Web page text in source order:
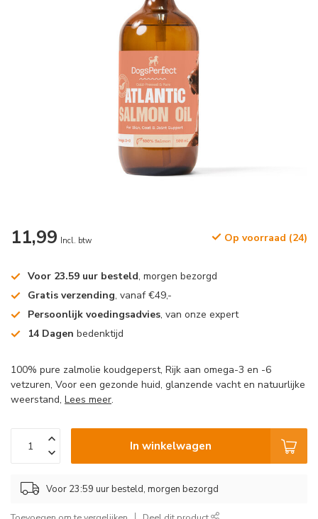
11,99 Incl. btw Op voorraad (24)
Voor 23.59 uur besteld, morgen bezorgd
Gratis verzending, vanaf €49,-
Persoonlijk voedingsadvies, van onze expert
14 Dagen bedenktijd
100% pure zalmolie koudgeperst, Rijk aan omega-3 en -6
vetzuren, Voor een gezonde huid, glanzende vacht en natuurlijke
weerstand, Lees meer.
In winkelwagen
Voor 23:59 uur besteld, morgen bezorgd